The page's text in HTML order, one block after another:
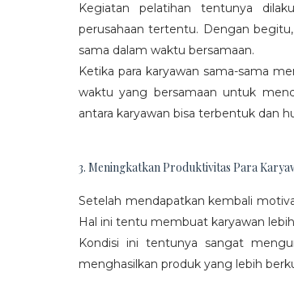
Kegiatan pelatihan tentunya
perusahaan tertentu. Dengan
sama dalam waktu bersamaan.
Ketika para karyawan sama-sama
waktu yang bersamaan untuk
antara karyawan bisa terbentuk dan
3. Meningkatkan Produktivitas Para
Setelah mendapatkan kembali
Hal ini tentu membuat karyawan
Kondisi ini tentunya sangat
menghasilkan produk yang lebih